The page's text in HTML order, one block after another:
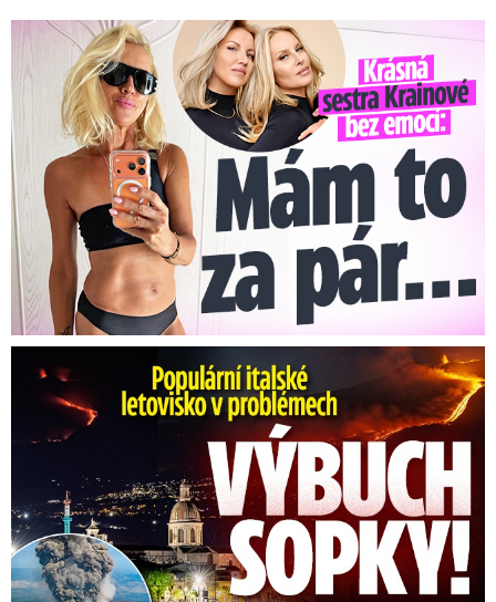
Krásná sestra Krainové bez emocí: Mám to za pár…
Erupce sicilské sopky Etny: Ruší desítky letů